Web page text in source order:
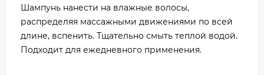
Шампунь нанести на влажные волосы,
распределяя массажными движениями по всей
длине, вспенить. Тщательно смыть теплой водой.
Подходит для ежедневного применения.